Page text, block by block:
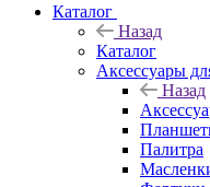
Каталог
Назад
Каталог
Аксессуары
Назад
Палитра